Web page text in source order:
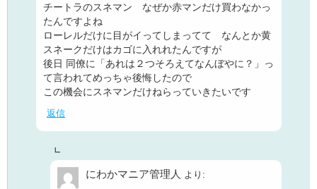
チートラのスネマン なぜか赤マンだけ買わなかっ
たんですよね
ローレルだけに目がイってしまってて なんとか黄
スネークだけはカゴに入れれたんですが
後日 同僚に「あれは２つそろえてなんぼやに？」っ
て言われてめっちゃ後悔したので
この機会にスネマンだけねらっていきたいです
返信
にわかマニア管理人 より: